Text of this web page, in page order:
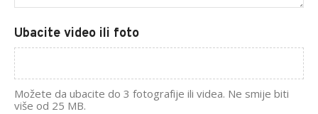
Ubacite video ili foto
Možete da ubacite do 3 fotografije ili videa. Ne smije biti
više od 25 MB.